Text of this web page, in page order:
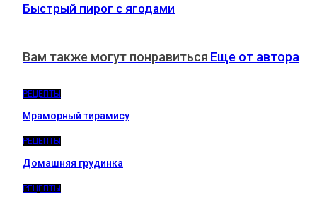
Быстрый пирог с ягодами
Вам также могут понравиться Еще от автора
РЕЦЕПТЫ
Мраморный тирамису
РЕЦЕПТЫ
Домашняя грудинка
РЕЦЕПТЫ